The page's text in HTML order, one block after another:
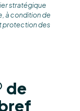
stratégique
à condition de
protection des
de